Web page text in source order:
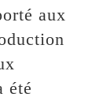
aux
été